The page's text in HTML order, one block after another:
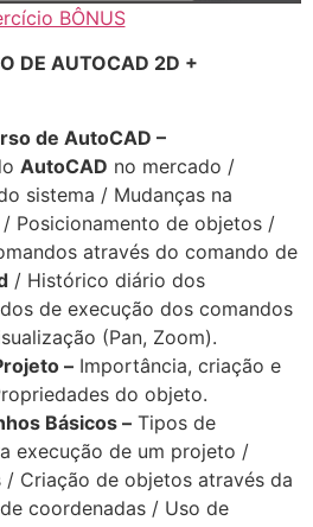
BÔNUS
DE AUTOCAD 2D +
de AutoCAD –
AutoCAD no mercado /
sistema / Mudanças na
Posicionamento de objetos /
através do comando de
/ Histórico diário dos
de execução dos comandos
(Pan, Zoom).
– Importância, criação e
do objeto.
Básicos – Tipos de
execução de um projeto /
/ Criação de objetos através da
coordenadas / Uso de